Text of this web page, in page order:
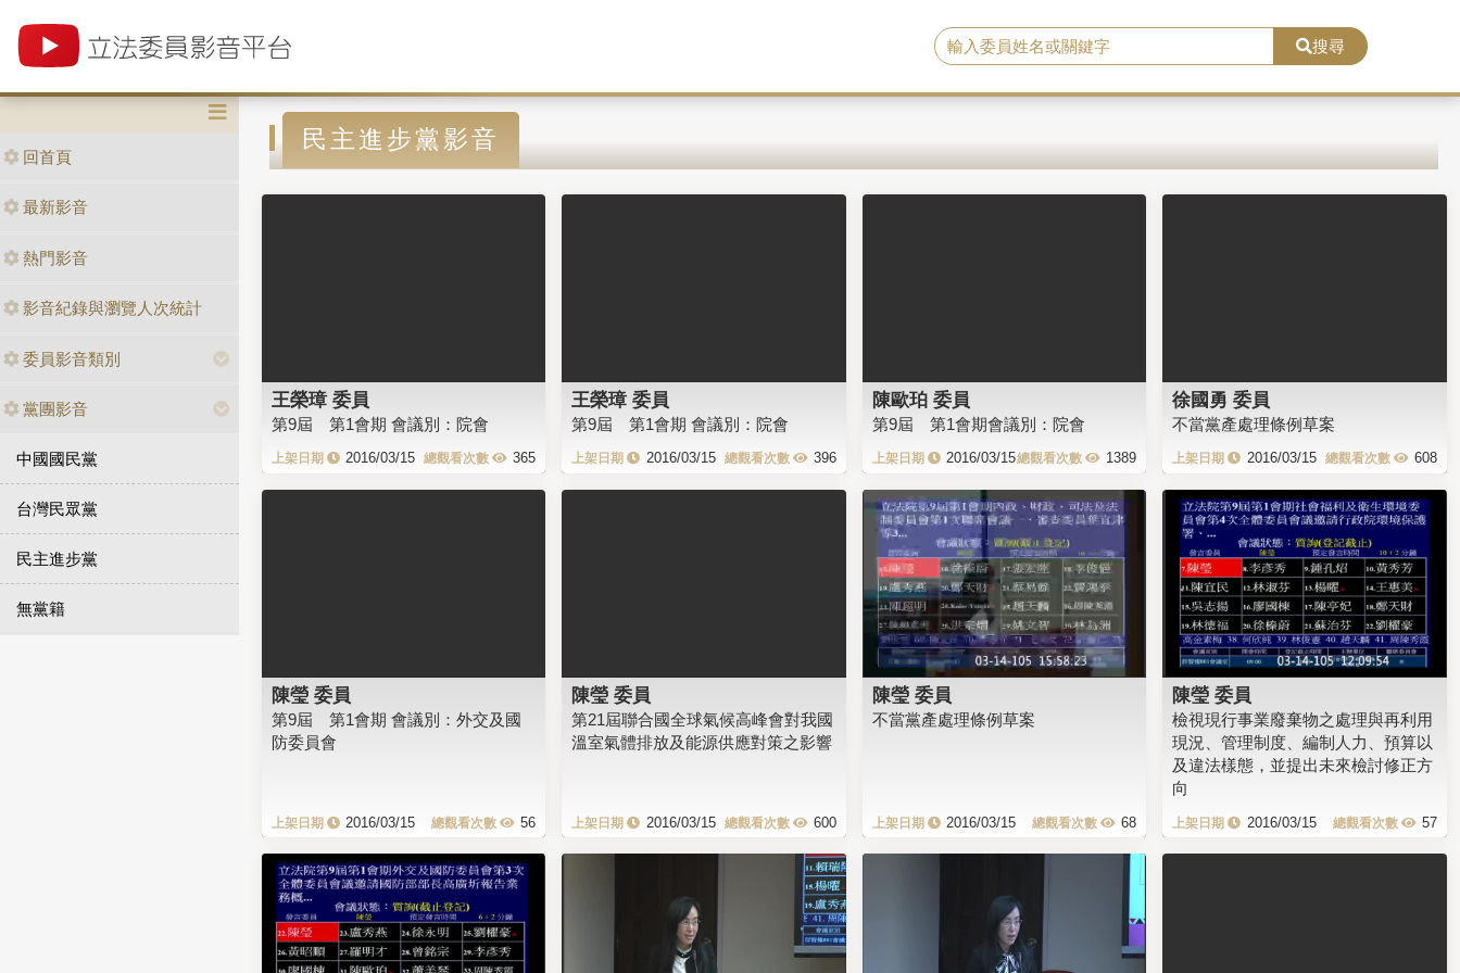
搜尋
回首頁
最新影音
熱門影音
影音紀錄與瀏覽人次統計
委員影音類別
黨團影音
中國國民黨
台灣民眾黨
民主進步黨
無黨籍
民主進步黨影音
王榮璋 委員
第9屆 第1會期 會議別：院會
2016/03/15 365
王榮璋 委員
第9屆 第1會期 會議別：院會
2016/03/15 396
陳歐珀 委員
第9屆 第1會期會議別：院會
2016/03/15 1389
徐國勇 委員
不當黨產處理條例草案
2016/03/15 608
陳瑩 委員
第9屆 第1會期 會議別：外交及國
防委員會
2016/03/15 56
陳瑩 委員
第21屆聯合國全球氣候高峰會對我國
溫室氣體排放及能源供應對策之影響
2016/03/15 600
陳瑩 委員
不當黨產處理條例草案
2016/03/15 68
陳瑩 委員
檢視現行事業廢棄物之處理與再利用
現況、管理制度、編制人力、預算以
及違法樣態，並提出未來檢討修正方
向
2016/03/15 57